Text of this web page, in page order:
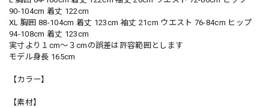
90-104cm 着丈 122cm
XL 胸囲 88-104cm 着丈 123cm 袖丈 21cm ウエスト 76-84cm ヒップ
94-108cm 着丈 123cm
実寸より１cm〜３cmの誤差は許容範囲とします
モデル身長 165cm
【カラー】
【素材】